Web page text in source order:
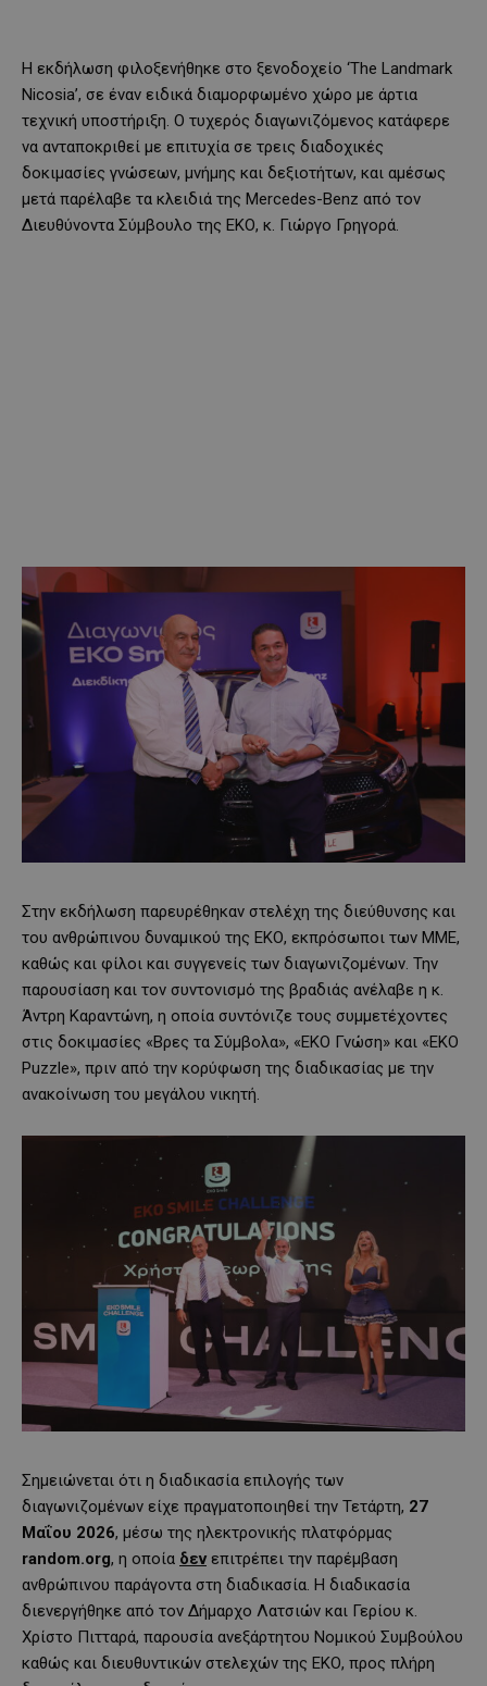
Η εκδήλωση φιλοξενήθηκε στο ξενοδοχείο ‘The Landmark
Nicosia’, σε έναν ειδικά διαμορφωμένο χώρο με άρτια
τεχνική υποστήριξη. Ο τυχερός διαγωνιζόμενος κατάφερε
να ανταποκριθεί με επιτυχία σε τρεις διαδοχικές
δοκιμασίες γνώσεων, μνήμης και δεξιοτήτων, και αμέσως
μετά παρέλαβε τα κλειδιά της Mercedes-Benz από τον
Διευθύνοντα Σύμβουλο της ΕΚΟ, κ. Γιώργο Γρηγορά.
Στην εκδήλωση παρευρέθηκαν στελέχη της διεύθυνσης και
του ανθρώπινου δυναμικού της ΕΚΟ, εκπρόσωποι των ΜΜΕ,
καθώς και φίλοι και συγγενείς των διαγωνιζομένων. Την
παρουσίαση και τον συντονισμό της βραδιάς ανέλαβε η κ.
Άντρη Καραντώνη, η οποία συντόνιζε τους συμμετέχοντες
στις δοκιμασίες «Βρες τα Σύμβολα», «EKO Γνώση» και «EKO
Puzzle», πριν από την κορύφωση της διαδικασίας με την
ανακοίνωση του μεγάλου νικητή.
Σημειώνεται ότι η διαδικασία επιλογής των
διαγωνιζομένων είχε πραγματοποιηθεί την Τετάρτη, 27
Μαΐου 2026, μέσω της ηλεκτρονικής πλατφόρμας
random.org, η οποία δεν επιτρέπει την παρέμβαση
ανθρώπινου παράγοντα στη διαδικασία. Η διαδικασία
διενεργήθηκε από τον Δήμαρχο Λατσιών και Γερίου κ.
Χρίστο Πιτταρά, παρουσία ανεξάρτητου Νομικού Συμβούλου
καθώς και διευθυντικών στελεχών της ΕΚΟ, προς πλήρη